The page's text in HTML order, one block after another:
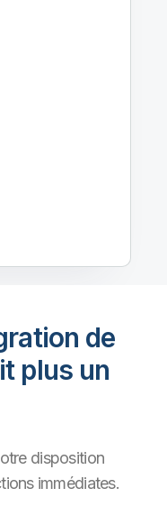
de
plus un
disposition
immédiates.